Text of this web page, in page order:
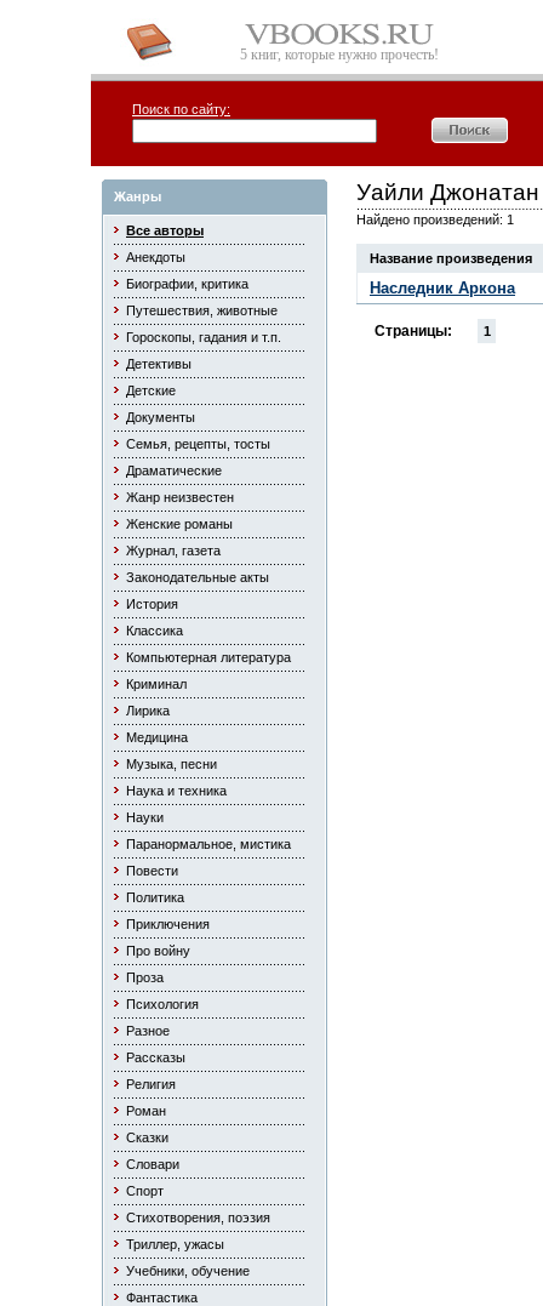
5 книг, которые нужно прочесть!
Поиск по сайту:
Жанры
Все авторы
Анекдоты
Биографии, критика
Путешествия, животные
Гороскопы, гадания и т.п.
Детективы
Детские
Документы
Семья, рецепты, тосты
Драматические
Жанр неизвестен
Женские романы
Журнал, газета
Законодательные акты
История
Классика
Компьютерная литература
Криминал
Лирика
Медицина
Музыка, песни
Наука и техника
Науки
Паранормальное, мистика
Повести
Политика
Приключения
Про войну
Проза
Психология
Разное
Рассказы
Религия
Роман
Сказки
Словари
Спорт
Стихотворения, поэзия
Триллер, ужасы
Учебники, обучение
Фантастика
Уайли Джонатан
Найдено произведений: 1
Название произведения
Наследник Аркона
Страницы: 1